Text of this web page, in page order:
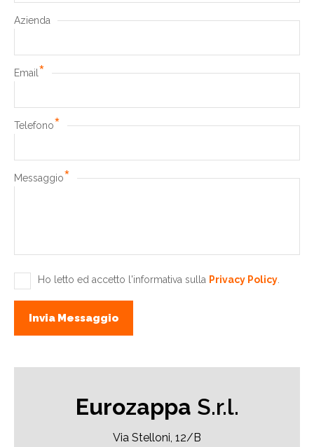
Azienda
Email*
Telefono*
Messaggio*
Ho letto ed accetto l'informativa sulla Privacy Policy.
Eurozappa S.r.l.
Via Stelloni, 12/B